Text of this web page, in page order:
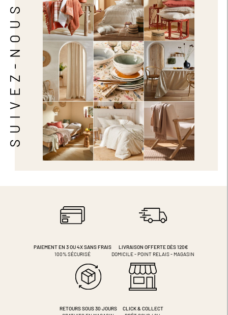
SUIVEZ-NOUS
PAIEMENT EN 3 OU 4XSANS FRAIS
100% SÉCURISÉ
LIVRAISON OFFERTE DÈS 120€
DOMICILE - POINT RELAIS - MAGASIN
RETOURS SOUS 30 JOURS
CLICK & COLLECT